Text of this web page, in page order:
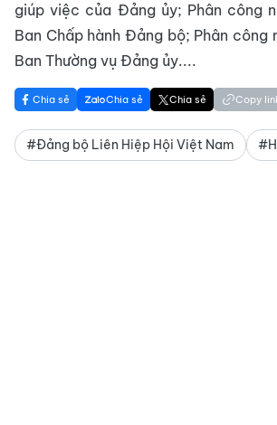
giúp việc của Đảng ủy; Phân công
Ban Chấp hành Đảng bộ; Phân công
Ban Thường vụ Đảng ủy....
Chia sẻ Chia sẻ Chia sẻ Copy
#Đảng bộ Liên Hiệp Hội Việt Nam